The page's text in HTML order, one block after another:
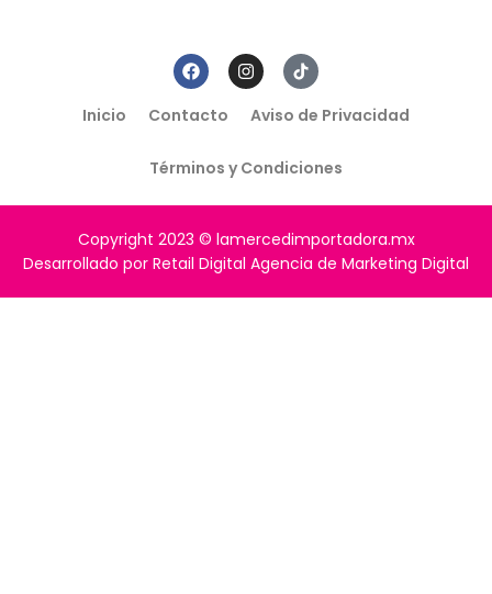
Inicio Contacto Aviso de Privacidad
Términos y Condiciones
Copyright 2023 © lamercedimportadora.mx
Desarrollado por Retail Digital Agencia de Marketing Digital